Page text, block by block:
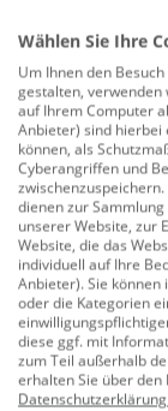
gewähren
Biss. In
einem Libra
Forellensee.
Gewicht: 8 g
Farbe:
Made in
Inhalt: 1 Stück
Alte Ziegelei
Wählen Sie Ihre
Um Ihnen den
gestalten, verwenden
auf Ihrem Computer
Anbieter) sind hierbei
können, als
Cyberangriffen und
dienen zur
unserer Website, zur
Website, die das
individuell auf Ihre
Anbieter). Sie können
oder die Kategorien
diese ggf. mit
zum Teil außerhalb
erhalten Sie über den
Datenschutzerklärung